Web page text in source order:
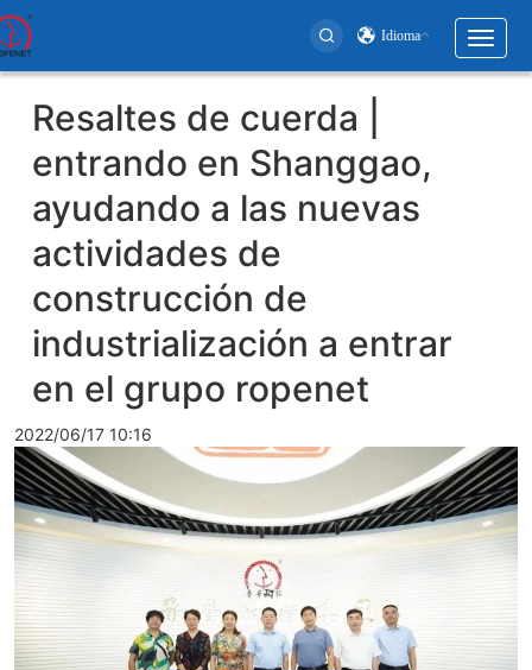
Idioma
Toggle
User
account
menu
Resaltes de cuerda |
entrando en Shanggao,
ayudando a las nuevas
actividades de
construcción de
industrialización a entrar
en el grupo ropenet
2022/06/17 10:16